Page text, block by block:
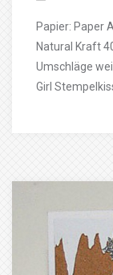
Papier: Paper
Natural Kraft
Umschläge
Girl